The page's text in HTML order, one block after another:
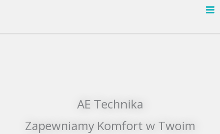
AE Technika
Zapewniamy Komfort w Twoim